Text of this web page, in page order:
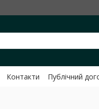
Контакти
Публічний